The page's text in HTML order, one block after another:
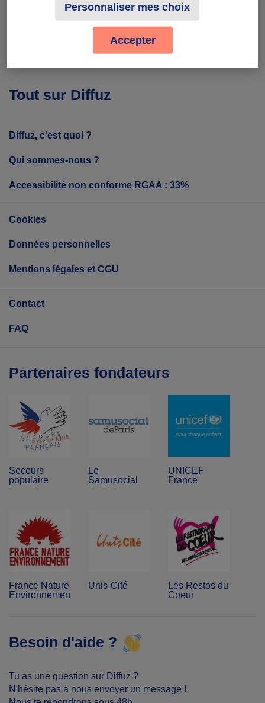
FacebookInstagramYoutube
Tout sur Diffuz
Diffuz, c'est quoi ?
Qui sommes-nous ?
Accessibilité non conforme RGAA : 33%
Cookies
Données personnelles
Mentions légales et CGU
Contact
FAQ
Partenaires fondateurs
Secours
populaire
français
Le
Samusocial
de Paris
UNICEF
France
France Nature
Environnement
Unis-Cité
Les Restos du
Coeur
Besoin d'aide ?
Tu as une question sur Diffuz ?
N'hésite pas à nous envoyer un message !
Personnaliser mes choix
Accepter